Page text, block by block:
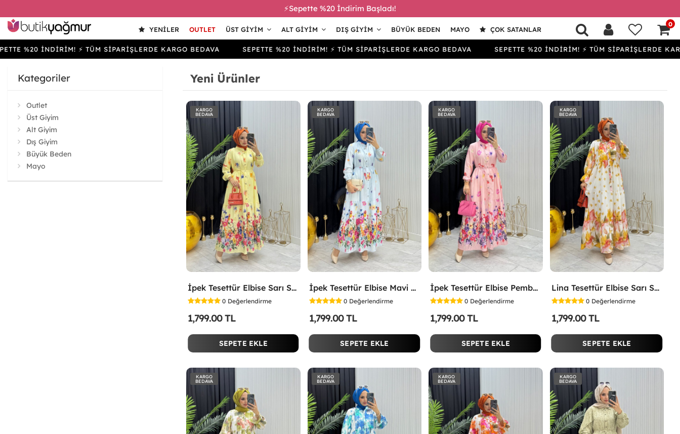
⚡Sepette %20 İndirim Başladı!
YENILER OUTLET ÜST GIYIM ALT GIYIM DIŞ GIYIM BÜYÜK BEDEN MAYO ÇOK SATANLAR
0
İNDİRİM! ⚡ TÜM SİPARİŞLERDE KARGO BEDAVA SEPETTE %20 İNDİRİM! ⚡ TÜM SİPARİŞLERDE KARGO BEDAVA SEPETTE %20 İNDİRİM! ⚡ TÜM SİPARİŞLERDE KARGO
Kategoriler
Outlet
Üst Giyim
Alt Giyim
Dış Giyim
Büyük Beden
Mayo
Yeni Ürünler
KARGO
BEDAVA
İpek Tesettür Elbise Sarı Sarı
0 Değerlendirme
1,799.00 TL
SEPETE EKLE
KARGO
BEDAVA
İpek Tesettür Elbise Mavi Mavi
0 Değerlendirme
1,799.00 TL
SEPETE EKLE
KARGO
BEDAVA
İpek Tesettür Elbise Pembe Pembe
0 Değerlendirme
1,799.00 TL
SEPETE EKLE
KARGO
BEDAVA
Lina Tesettür Elbise Sarı Sarı
0 Değerlendirme
1,799.00 TL
SEPETE EKLE
KARGO
BEDAVA
KARGO
BEDAVA
KARGO
BEDAVA
KARGO
BEDAVA